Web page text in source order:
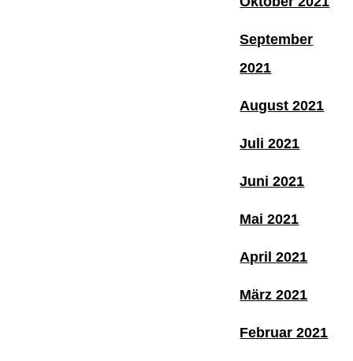
September
2021
August 2021
Juli 2021
Juni 2021
Mai 2021
April 2021
März 2021
Februar 2021